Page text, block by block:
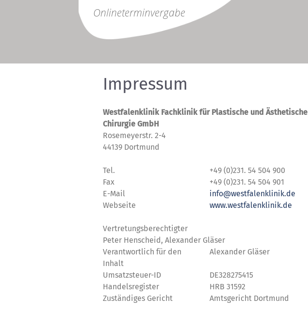
Onlineterminvergabe
Impressum
Westfalenklinik Fachklinik für Plastische und Ästhetische
Chirurgie GmbH
Rosemeyerstr. 2-4
44139 Dortmund
Tel.
+49 (0)231. 54 504 900
Fax
+49 (0)231. 54 504 901
E-Mail
info@westfalenklinik.de
Webseite
www.westfalenklinik.de
Vertretungsberechtigter
Peter Henscheid, Alexander Gläser
Verantwortlich für den
Inhalt
Alexander Gläser
Umsatzsteuer-ID
DE328275415
Handelsregister
HRB 31592
Zuständiges Gericht
Amtsgericht Dortmund